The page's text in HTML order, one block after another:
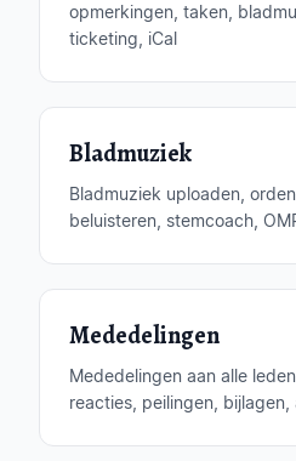
opmerkingen, taken,
ticketing, iCal
Bladmuziek
Bladmuziek uploaden,
beluisteren, stemcoach,
Mededelingen
Mededelingen aan alle
reacties, peilingen, bijlagen,